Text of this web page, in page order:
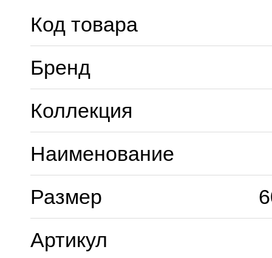
Код товара
Бренд
Коллекция
Наименование
Размер
Артикул